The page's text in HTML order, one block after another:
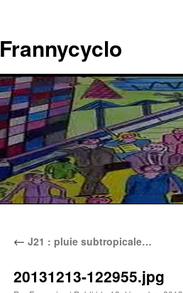
contenu
Frannycyclo
← J21 : pluie subtropicale…
20131213-122955.jpg